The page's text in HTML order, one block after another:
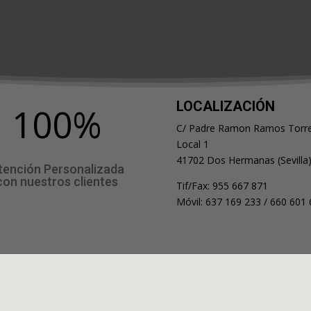
100%
Personalizada
nuestros clientes
LOCALIZACIÓN
C/ Padre Ramon Ramos
Local 1
41702 Dos Hermanas (Sevilla)
Tif/Fax: 955 667 871
Móvil: 637 169 233 / 660 601